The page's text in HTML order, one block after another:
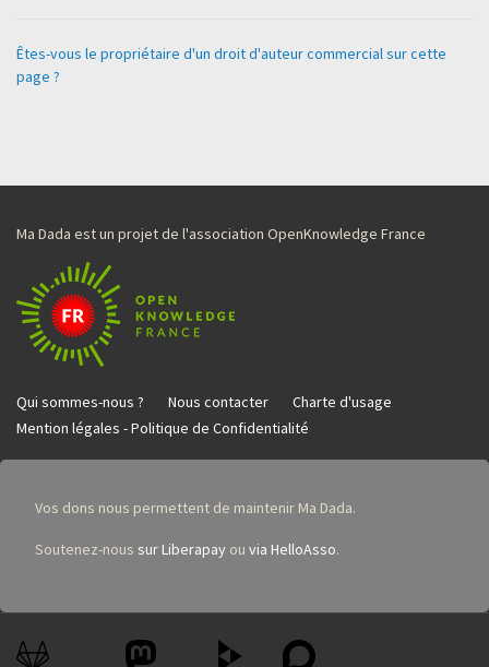
Êtes-vous le propriétaire d'un droit d'auteur commercial sur cette
page ?
Ma Dada est un projet de l'association OpenKnowledge France
Qui sommes-nous ? Nous contacter
Charte d'usage
Mention légales - Politique de Confidentialité
Vos dons nous permettent de maintenir Ma Dada.
Soutenez-nous sur Liberapay ou via HelloAsso.